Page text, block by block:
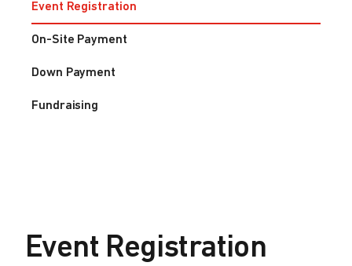
Event Registration
On-Site Payment
Down Payment
Fundraising
Event Registration